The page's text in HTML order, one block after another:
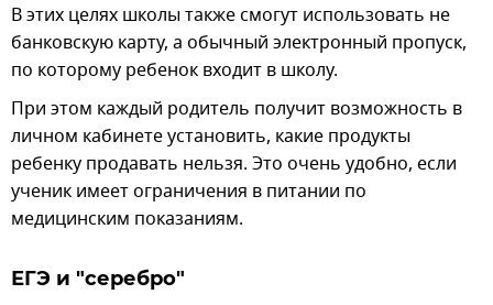
В этих целях школы также смогут использовать не
банковскую карту, а обычный электронный пропуск,
по которому ребенок входит в школу.
При этом каждый родитель получит возможность в
личном кабинете установить, какие продукты
ребенку продавать нельзя. Это очень удобно, если
ученик имеет ограничения в питании по
медицинским показаниям.
ЕГЭ и "серебро"